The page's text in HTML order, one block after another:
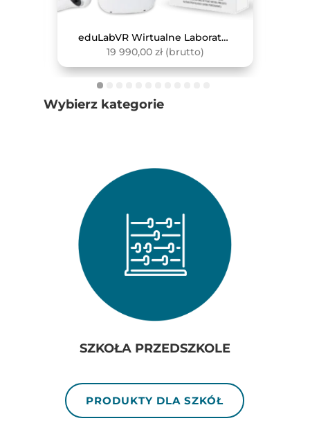
eduLabVR Wirtualne Laboratoria Przyrodnicze (zestaw z goglami VR, 4 szt.)
19 990,00 zł (brutto)
Wybierz kategorie
SZKOŁA PRZEDSZKOLE
PRODUKTY DLA SZKÓŁ